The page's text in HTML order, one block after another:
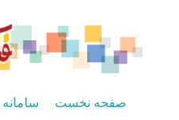
صفحه نخست سامانه